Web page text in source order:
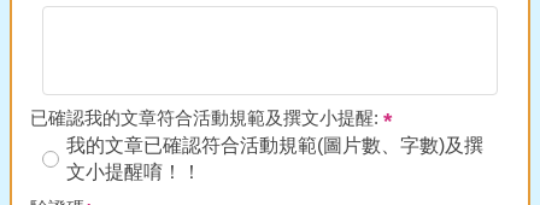
已確認我的文章符合活動規範及撰文小提醒:
我的文章已確認符合活動規範(圖片數、字數)及撰
文小提醒唷！！